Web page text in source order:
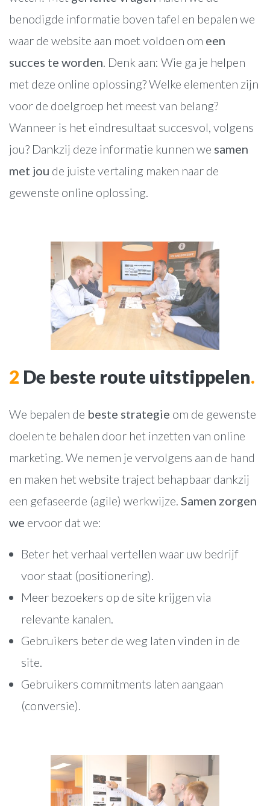
benodigde informatie boven tafel en bepalen we
waar de website aan moet voldoen om een
succes te worden. Denk aan: Wie ga je helpen
met deze online oplossing? Welke elementen zijn
voor de doelgroep het meest van belang?
Wanneer is het eindresultaat succesvol, volgens
jou? Dankzij deze informatie kunnen we samen
met jou de juiste vertaling maken naar de
gewenste online oplossing.
2 De beste route uitstippelen.
We bepalen de beste strategie om de gewenste
doelen te behalen door het inzetten van online
marketing. We nemen je vervolgens aan de hand
en maken het website traject behapbaar dankzij
een gefaseerde (agile) werkwijze. Samen zorgen
we ervoor dat we:
Beter het verhaal vertellen waar uw bedrijf
voor staat (positionering).
Meer bezoekers op de site krijgen via
relevante kanalen.
Gebruikers beter de weg laten vinden in de
site.
Gebruikers commitments laten aangaan
(conversie).